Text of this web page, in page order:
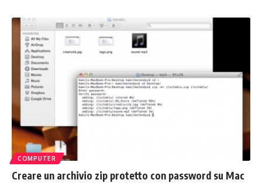
COMPUTER
Creare un archivio zip protetto con password su Mac